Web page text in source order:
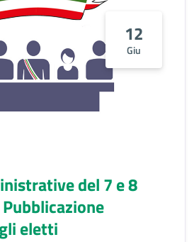
12
Giu
del 7 e 8
eletti